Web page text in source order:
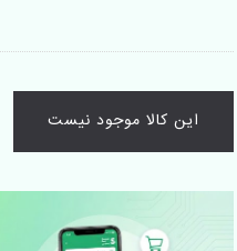
این کالا موجود نیست